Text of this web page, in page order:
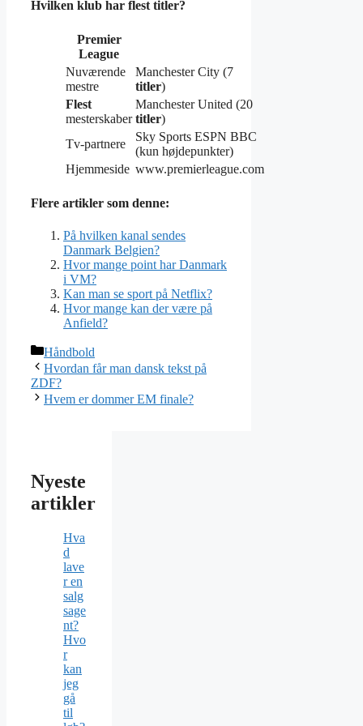
Hvilken klub har flest titler?
Premier
League
Nuværende
mestre
Manchester City (7
titler)
Flest
mesterskaber
Manchester United (20
titler)
Tv-partnere
Sky Sports ESPN BBC
(kun højdepunkter)
Hjemmeside www.premierleague.com
Flere artikler som denne:
På hvilken kanal sendes
Danmark Belgien?
Hvor mange point har Danmark
i VM?
Kan man se sport på Netflix?
Hvor mange kan der være på
Anfield?
Kategorier
Håndbold
Hvordan får man dansk tekst på
ZDF?
Hvem er dommer EM finale?
Nyeste
artikler
Hva
d
lave
r en
salg
sage
nt?
Hvo
r
kan
jeg
gå
til